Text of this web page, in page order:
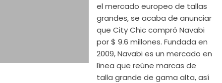
el mercado europeo de tallas
grandes, se acaba de anunciar
que City Chic compró Navabi
por $ 9.6 millones. Fundada en
2009, Navabi es un mercado en
línea que reúne marcas de
talla grande de gama alta, así